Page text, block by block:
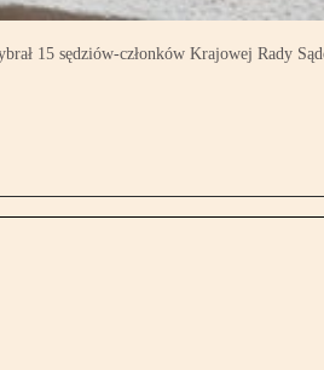
15 sędziów-członków Krajowej Rady